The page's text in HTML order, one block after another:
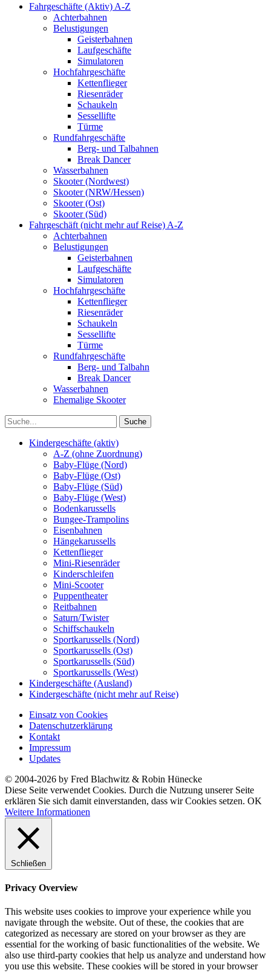
Fahrgeschäfte (Aktiv) A-Z
Achterbahnen
Belustigungen
Geisterbahnen
Laufgeschäfte
Simulatoren
Hochfahrgeschäfte
Kettenflieger
Riesenräder
Schaukeln
Sessellifte
Türme
Rundfahrgeschäfte
Berg- und Talbahnen
Break Dancer
Wasserbahnen
Skooter (Nordwest)
Skooter (NRW/Hessen)
Skooter (Ost)
Skooter (Süd)
Fahrgeschäft (nicht mehr auf Reise) A-Z
Achterbahnen
Belustigungen
Geisterbahnen
Laufgeschäfte
Simulatoren
Hochfahrgeschäfte
Kettenflieger
Riesenräder
Schaukeln
Sessellifte
Türme
Rundfahrgeschäfte
Berg- und Talbahn
Break Dancer
Wasserbahnen
Ehemalige Skooter
Kindergeschäfte (aktiv)
A-Z (ohne Zuordnung)
Baby-Flüge (Nord)
Baby-Flüge (Ost)
Baby-Flüge (Süd)
Baby-Flüge (West)
Bodenkarussells
Bungee-Trampolins
Eisenbahnen
Hängekarussells
Kettenflieger
Mini-Riesenräder
Kinderschleifen
Mini-Scooter
Puppentheater
Reitbahnen
Saturn/Twister
Schiffschaukeln
Sportkarussells (Nord)
Sportkarussells (Ost)
Sportkarussells (Süd)
Sportkarussells (West)
Kindergeschäfte (Ausland)
Kindergeschäfte (nicht mehr auf Reise)
Einsatz von Cookies
Datenschutzerklärung
Kontakt
Impressum
Updates
© 2004-2026 by Fred Blachwitz & Robin Hünecke
Diese Seite verwendet Cookies. Durch die Nutzung unserer Seite
erklären Sie sich damit einverstanden, dass wir Cookies setzen. OK
Weitere Informationen
Schließen
Privacy Overview
This website uses cookies to improve your experience while you
navigate through the website. Out of these, the cookies that are
categorized as necessary are stored on your browser as they are
essential for the working of basic functionalities of the website. We
also use third-party cookies that help us analyze and understand how
you use this website. These cookies will be stored in your browser